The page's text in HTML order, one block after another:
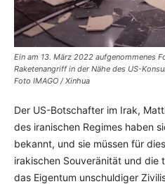
Ein am 13. März 2022 aufgenommenes
Raketenangriff in der Nähe des US-
Foto IMAGO / Xinhua
Der US-Botschafter im Irak,
des iranischen Regimes haben
bekannt, und sie müssen für
irakischen Souveränität und die
das Eigentum unschuldiger